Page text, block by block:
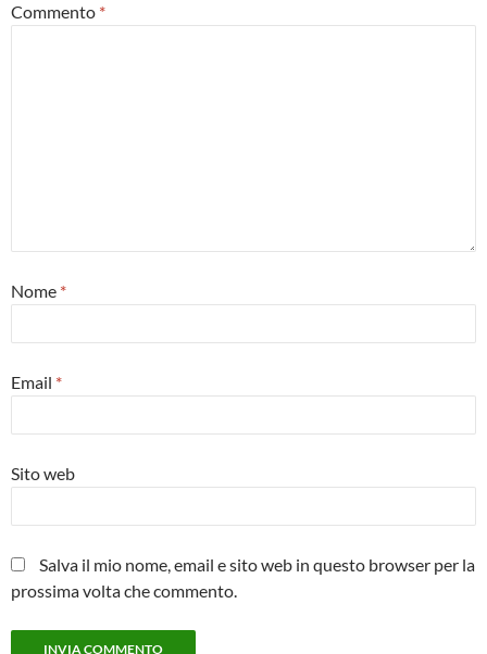
Commento *
Nome *
Email *
Sito web
Salva il mio nome, email e sito web in questo browser per la
prossima volta che commento.